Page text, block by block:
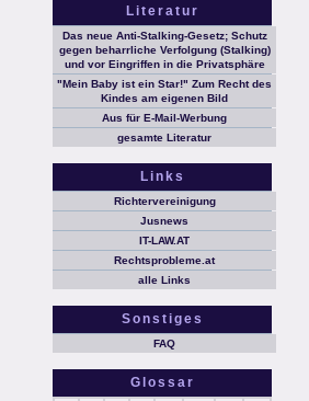
Literatur
Das neue Anti-Stalking-Gesetz; Schutz
gegen beharrliche Verfolgung (Stalking)
und vor Eingriffen in die Privatsphäre
"Mein Baby ist ein Star!" Zum Recht des
Kindes am eigenen Bild
Aus für E-Mail-Werbung
gesamte Literatur
Links
Richtervereinigung
Jusnews
IT-LAW.AT
Rechtsprobleme.at
alle Links
Sonstiges
FAQ
Glossar